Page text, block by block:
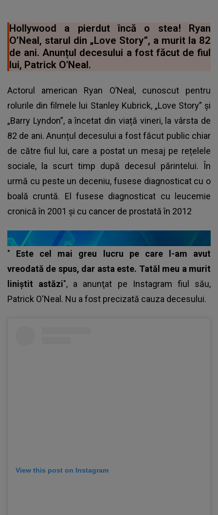
Hollywood a pierdut încă o stea! Ryan
O’Neal, starul din „Love Story”, a murit la 82
de ani. Anunțul decesului a fost făcut de fiul
lui, Patrick O'Neal.
Actorul american Ryan O’Neal, cunoscut pentru
rolurile din filmele lui Stanley Kubrick, „Love Story” şi
„Barry Lyndon”, a încetat din viață vineri, la vârsta de
82 de ani. Anunțul decesului a fost făcut public chiar
de către fiul lui, care a postat un mesaj pe rețelele
sociale, la scurt timp după decesul părintelui. În
urmă cu peste un deceniu, fusese diagnosticat cu o
boală cruntă. El fusese diagnosticat cu leucemie
cronică în 2001 și cu cancer de prostată în 2012
" Este cel mai greu lucru pe care l-am avut
vreodată de spus, dar asta este. Tatăl meu a murit
liniştit astăzi", a anunţat pe Instagram fiul său,
Patrick O'Neal. Nu a fost precizată cauza decesului.
View this post on Instagram